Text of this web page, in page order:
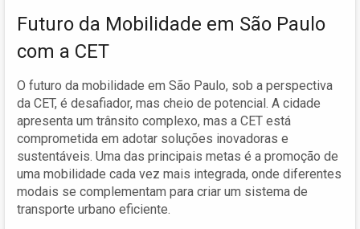
Futuro da Mobilidade em São Paulo
com a CET
O futuro da mobilidade em São Paulo, sob a perspectiva
da CET, é desafiador, mas cheio de potencial. A cidade
apresenta um trânsito complexo, mas a CET está
comprometida em adotar soluções inovadoras e
sustentáveis. Uma das principais metas é a promoção de
uma mobilidade cada vez mais integrada, onde diferentes
modais se complementam para criar um sistema de
transporte urbano eficiente.